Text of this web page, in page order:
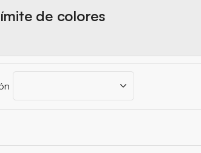
de colores